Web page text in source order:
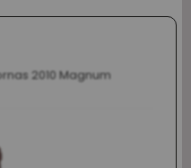
2010 Magnum